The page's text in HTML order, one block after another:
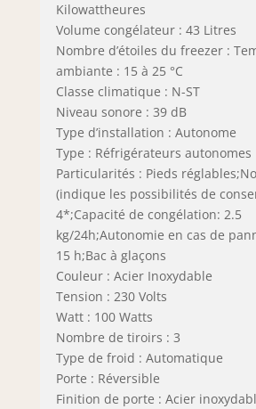
Kilowattheures
Volume congélateur : 43 Litres
Nombre d’étoiles du freezer :
ambiante : 15 à 25 °C
Classe climatique : N-ST
Niveau sonore : 39 dB
Type d’installation : Autonome
Type : Réfrigérateurs autonomes
Particularités : Pieds
(indique les possibilités de
4*;Capacité de congélation: 2.5
kg/24h;Autonomie en cas de
15 h;Bac à glaçons
Couleur : Acier Inoxydable
Tension : 230 Volts
Watt : 100 Watts
Nombre de tiroirs : 3
Type de froid : Automatique
Porte : Réversible
Finition de porte : Acier